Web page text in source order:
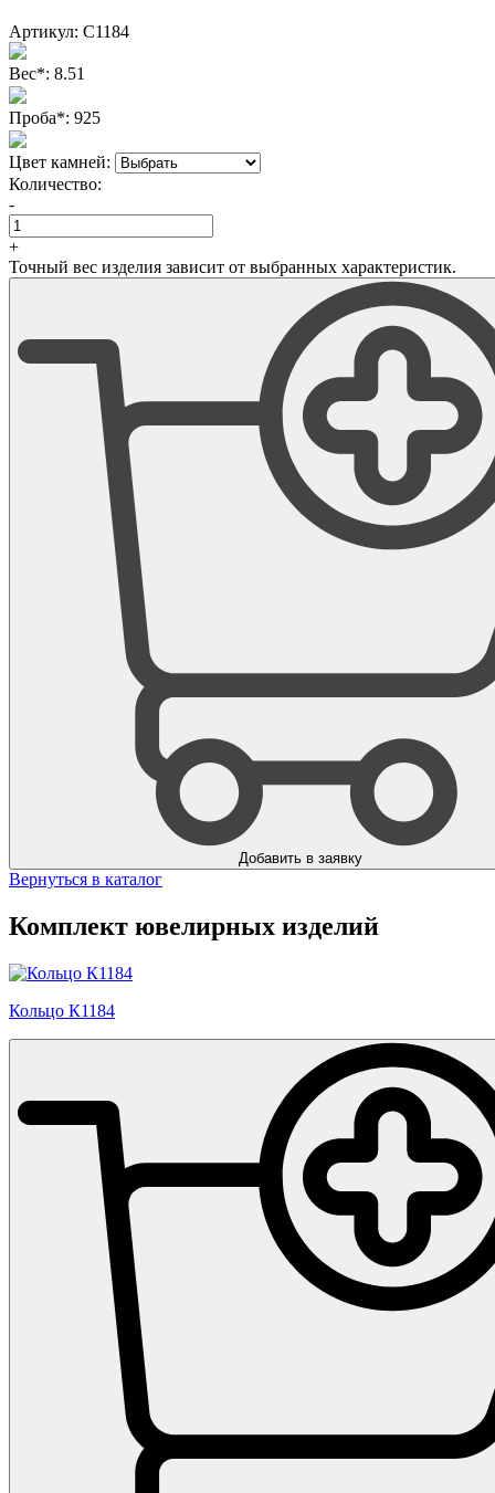
Артикул: С1184
Вес*: 8.51
Проба*: 925
Цвет камней:
Количество:
-
+
Точный вес изделия зависит от выбранных характеристик.
Добавить в заявку
Вернуться в каталог
Комплект ювелирных изделий
Кольцо К1184